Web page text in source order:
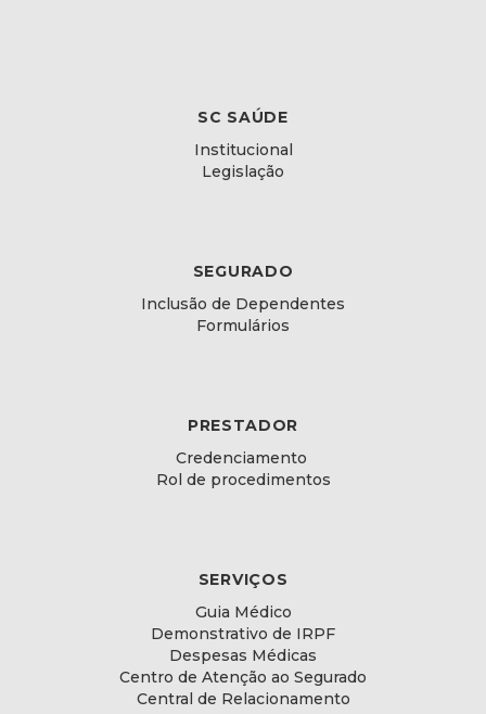
SC SAÚDE
Institucional
Legislação
SEGURADO
Inclusão de Dependentes
Formulários
PRESTADOR
Credenciamento
Rol de procedimentos
SERVIÇOS
Guia Médico
Demonstrativo de IRPF
Despesas Médicas
Centro de Atenção ao Segurado
Central de Relacionamento